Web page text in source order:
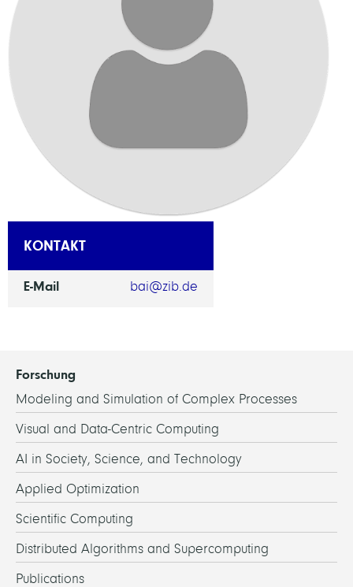
KONTAKT
E-Mail bai@zib.de
Forschung
Modeling and Simulation of Complex Processes
Visual and Data-Centric Computing
AI in Society, Science, and Technology
Applied Optimization
Scientific Computing
Distributed Algorithms and Supercomputing
Publications